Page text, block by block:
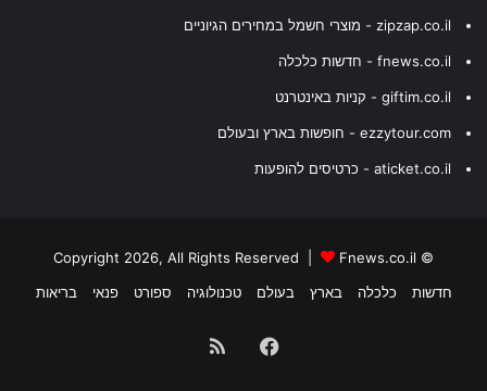
zipzap.co.il - מוצרי חשמל במחירים הגיוניים
fnews.co.il - חדשות כלכלה
giftim.co.il - קניות באינטרנט
ezzytour.com - חופשות בארץ ובעולם
aticket.co.il - כרטיסים להופעות
© Copyright 2026, All Rights Reserved |
Fnews.co.il
חדשות
כלכלה בארץ בעולם טכנולוגיה ספורט פנאי בריאות
Facebook